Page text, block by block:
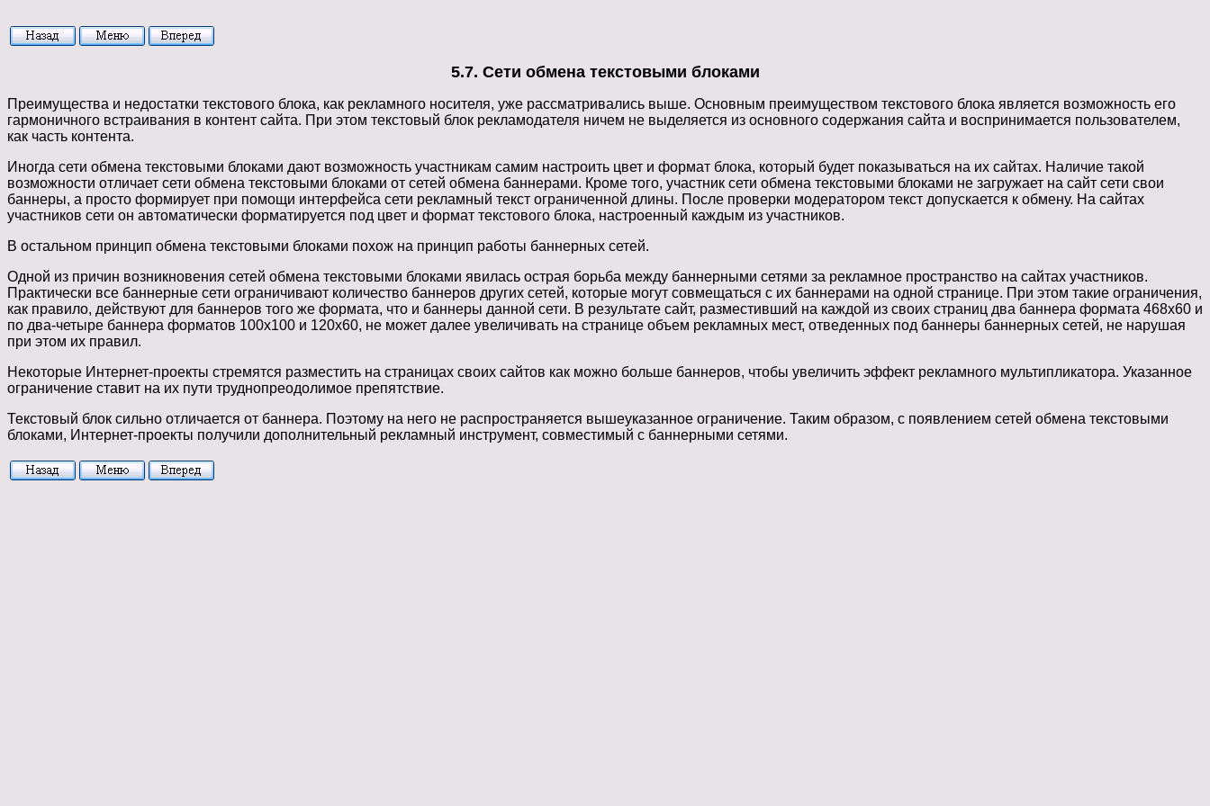
5.7. Сети обмена текстовыми блоками
Преимущества и недостатки текстового блока, как рекламного носителя, уже рассматривались выше. Основным преимуществом текстового блока является возможность его
гармоничного встраивания в контент сайта. При этом текстовый блок рекламодателя ничем не выделяется из основного содержания сайта и воспринимается пользователем,
как часть контента.
Иногда сети обмена текстовыми блоками дают возможность участникам самим настроить цвет и формат блока, который будет показываться на их сайтах. Наличие такой
возможности отличает сети обмена текстовыми блоками от сетей обмена баннерами. Кроме того, участник сети обмена текстовыми блоками не загружает на сайт сети свои
баннеры, а просто формирует при помощи интерфейса сети рекламный текст ограниченной длины. После проверки модератором текст допускается к обмену. На сайтах
участников сети он автоматически форматируется под цвет и формат текстового блока, настроенный каждым из участников.
В остальном принцип обмена текстовыми блоками похож на принцип работы баннерных сетей.
Одной из причин возникновения сетей обмена текстовыми блоками явилась острая борьба между баннерными сетями за рекламное пространство на сайтах участников.
Практически все баннерные сети ограничивают количество баннеров других сетей, которые могут совмещаться с их баннерами на одной странице. При этом такие ограничения,
как правило, действуют для баннеров того же формата, что и баннеры данной сети. В результате сайт, разместивший на каждой из своих страниц два баннера формата 468x60 и
по два-четыре баннера форматов 100x100 и 120x60, не может далее увеличивать на странице объем рекламных мест, отведенных под баннеры баннерных сетей, не нарушая
при этом их правил.
Некоторые Интернет-проекты стремятся разместить на страницах своих сайтов как можно больше баннеров, чтобы увеличить эффект рекламного мультипликатора. Указанное
ограничение ставит на их пути труднопреодолимое препятствие.
Текстовый блок сильно отличается от баннера. Поэтому на него не распространяется вышеуказанное ограничение. Таким образом, с появлением сетей обмена текстовыми
блоками, Интернет-проекты получили дополнительный рекламный инструмент, совместимый с баннерными сетями.